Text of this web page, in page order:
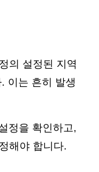
의 설정된 지역
이는 흔히 발생
정을 확인하고,
해야 합니다.